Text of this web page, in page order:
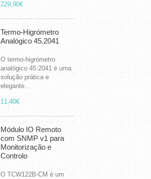
229,90€
Termo-Higrómetro
Analógico 45.2041
O termo-higrómetro
analógico 45.2041 é uma
solução prática e
elegante...
11,40€
Módulo IO Remoto
com SNMP v1 para
Monitorização e
Controlo
O TCW122B-CM é um